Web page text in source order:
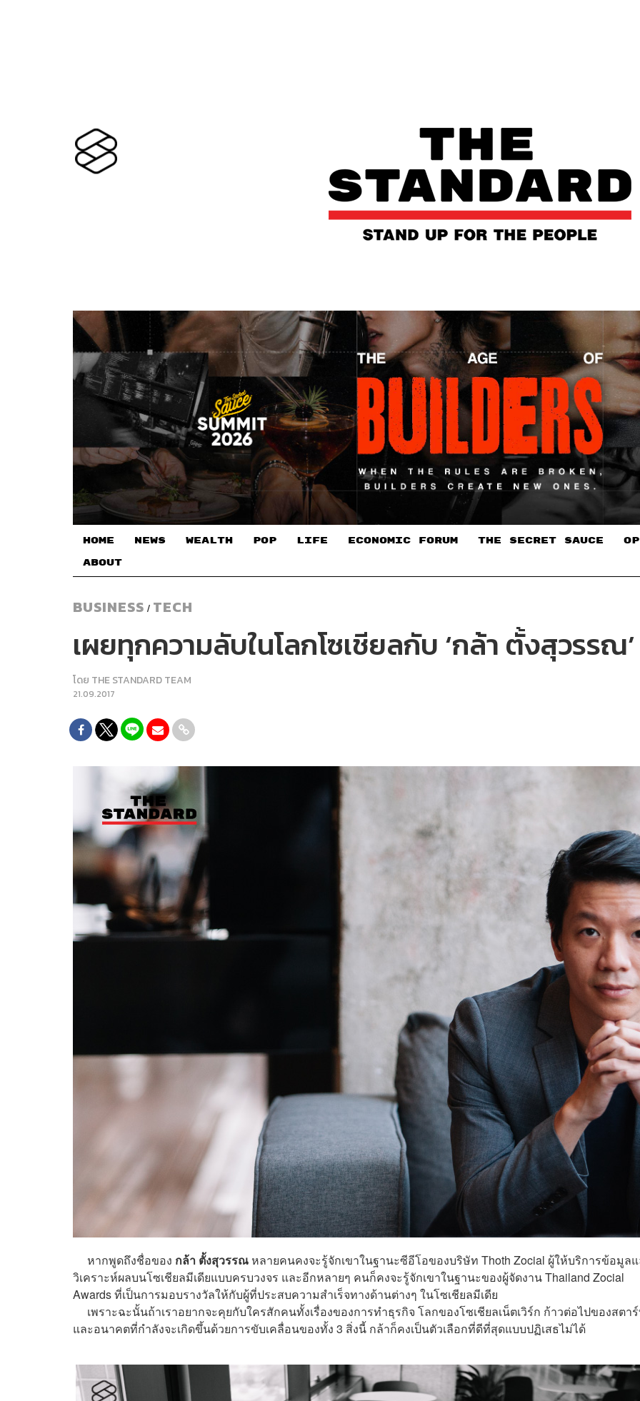
HOME NEWS WEALTH POP LIFE ECONOMIC FORUM THE SECRET SAUCE​
ABOUT
BUSINESS / TECH
เผยทุกความลับในโลกโซเชียลกับ ‘กล้า ตั้งสุวรรณ
โดย THE STANDARD TEAM
21.09.2017
หากพูดถึงชื่อของ กล้า ตั้งสุวรรณหลายคนคงจะรู้จักเขาในฐานะซีอีโอของบริษัท Thoth Zocial ผู้ให้บริการข้อมูล
วิเคราะห์ผลบนโซเชียลมีเดียแบบครบวงจร และอีกหลายๆ คนก็คงจะรู้จักเขาในฐานะของผู้จัดงาน Thailand Zocial
Awards ที่เป็นการมอบรางวัลให้กับผู้ที่ประสบความสำเร็จทางด้านต่างๆ ในโซเชียลมีเดีย
เพราะฉะนั้นถ้าเราอยากจะคุยกับใครสักคนทั้งเรื่องของการทำธุรกิจ โลกของโซเชียลเน็ตเวิร์ก ก้าวต่อไปของสตา
และอนาคตที่กำลังจะเกิดขึ้นด้วยการขับเคลื่อนของทั้ง 3 สิ่งนี้ กล้าก็คงเป็นตัวเลือกที่ดีที่สุดแบบปฏิเสธไม่ได้